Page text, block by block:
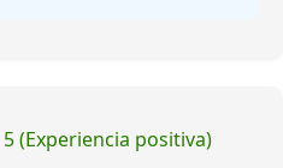
5 (Experiencia positiva)